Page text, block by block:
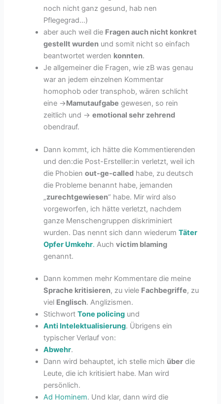
noch nicht ganz gesund, hab nen
Pflegegrad…)
aber auch weil die Fragen auch nicht konkret
gestellt wurden und somit nicht so einfach
beantwortet werden konnten.
Je allgemeiner die Fragen, wie zB was genau
war an jedem einzelnen Kommentar
homophob oder transphob, wären schlicht
eine ->Mamutaufgabe gewesen, so rein
zeitlich und ->emotional sehr zehrend
obendrauf.
Dann kommt, ich hätte die Kommentierenden
und den:die Post-Erstelller:in verletzt, weil ich
die Phobienout-ge-called habe, zu deutsch
die Probleme benannt habe, jemanden
„zurechtgewiesen“ habe. Mir wird also
vorgeworfen, ich hätte verletzt, nachdem
ganze Menschengruppen diskriminiert
wurden. Das nennt sich dann wiederumTäter
Opfer Umkehr. Auchvictim blaming
genannt.
Dann kommen mehr Kommentare die meine
Sprache kritisieren, zu viele Fachbegriffe, zu
viel Englisch. Anglizismen.
StichwortTone policing und
Anti Intelektualisierung. Übrigens ein
typischer Verlauf von:
Abwehr.
Dann wird behauptet, ich stelle mich über die
Leute, die ich kritisiert habe. Man wird
persönlich.
Ad Hominem. Und klar, dann wird die